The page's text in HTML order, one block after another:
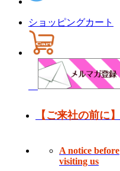
ショッピングカート
【ご来社の前に】
A notice before
visiting us